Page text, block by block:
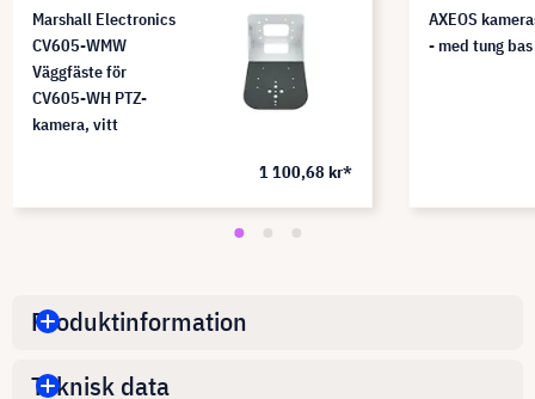
Marshall Electronics
CV605-WMW
Väggfäste för
CV605-WH PTZ-
kamera, vitt
1 100,68 kr*
AXEOS
- med tung bas
Produktinformation
Teknisk data